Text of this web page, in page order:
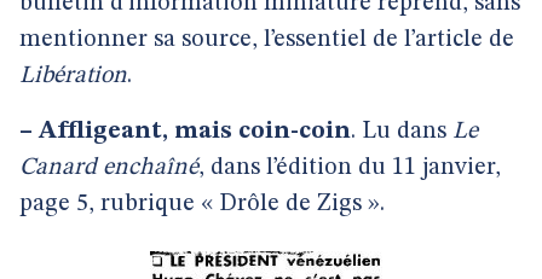
mentionner sa source, l’essentiel de l’article de
Libération.
– Affligeant, mais coin-coin. Lu dans Le
Canard enchaîné, dans l’édition du 11 janvier,
page 5, rubrique « Drôle de Zigs ».